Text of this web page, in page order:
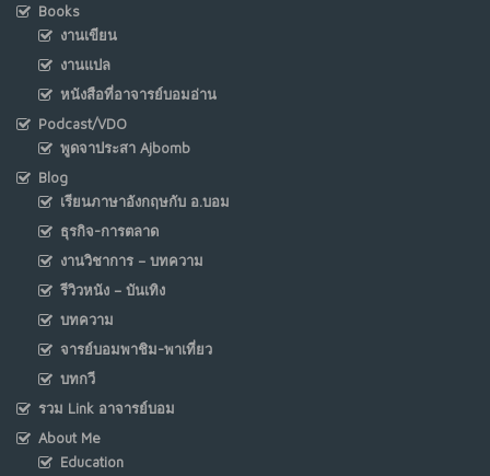
Books
งานเขียน
งานแปล
หนังสือที่อาจารย์บอมอ่าน
Podcast/VDO
พูดจาประสา Ajbomb
Blog
เรียนภาษาอังกฤษกับ อ.บอม
ธุรกิจ-การตลาด
งานวิชาการ – บทความ
รีวิวหนัง – บันเทิง
บทความ
จารย์บอมพาชิม-พาเที่ยว
บทกวี
รวม Link อาจารย์บอม
About Me
Education